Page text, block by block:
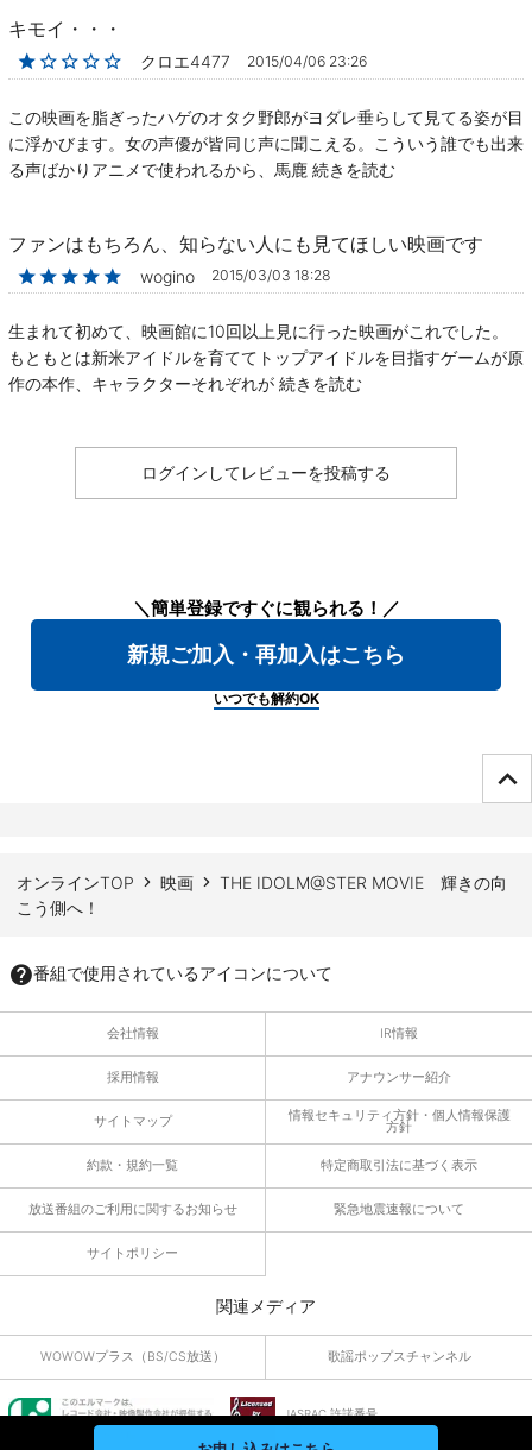
キモイ・・・
★☆☆☆☆ クロエ4477 2015/04/06 23:26
この映画を脂ぎったハゲのオタク野郎がヨダレ垂らして見てる姿が目
に浮かびます。女の声優が皆同じ声に聞こえる。こういう誰でも出来
る声ばかりアニメで使われるから、馬鹿 続きを読む
ファンはもちろん、知らない人にも見てほしい映画です
★★★★★ wogino 2015/03/03 18:28
生まれて初めて、映画館に10回以上見に行った映画がこれでした。
もともとは新米アイドルを育ててトップアイドルを目指すゲームが原
作の本作、キャラクターそれぞれが 続きを読む
ログインしてレビューを投稿する
＼簡単登録ですぐに観られる！／
新規ご加入・再加入はこちら
いつでも解約OK
オンラインTOP 映画
THE IDOLM@STER MOVIE 輝きの向
こう側へ！
番組で使用されているアイコンについて
会社情報 IR情報
採用情報 アナウンサー紹介
サイトマップ 情報セキュリティ方針・個人情報保護
方針
約款・規約一覧 特定商取引法に基づく表示
放送番組のご利用に関するお知らせ 緊急地震速報について
サイトポリシー
関連メディア
WOWOWプラス（BS/CS放送） 歌謡ポップスチャンネル
JASRAC 許諾番号
9010055019Y45040